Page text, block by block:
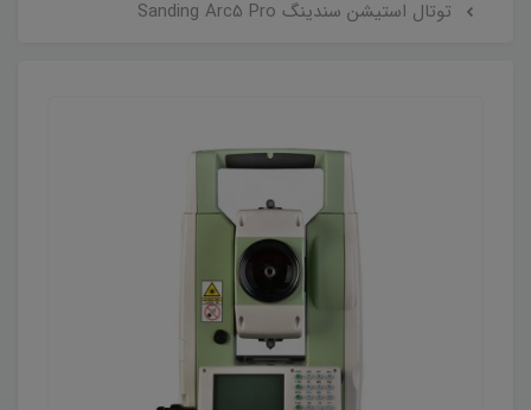
توتال استیشن سندینگ Sanding Arc5 Pro